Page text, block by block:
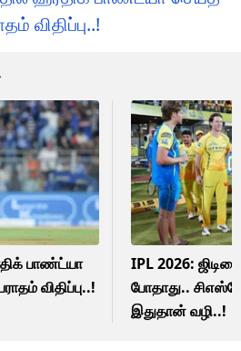
விதிப்பு..!
பாண்ட்யா
விதிப்பு..!
IPL 2026:
போதாது..
இதுதான் வழி..!